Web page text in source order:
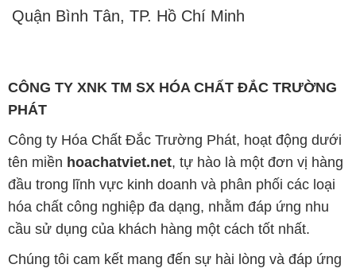
Quận Bình Tân, TP. Hồ Chí Minh
CÔNG TY XNK TM SX HÓA CHẤT ĐẮC TRƯỜNG
PHÁT
Công ty Hóa Chất Đắc Trường Phát, hoạt động dưới
tên miền hoachatviet.net, tự hào là một đơn vị hàng
đầu trong lĩnh vực kinh doanh và phân phối các loại
hóa chất công nghiệp đa dạng, nhằm đáp ứng nhu
cầu sử dụng của khách hàng một cách tốt nhất.
Chúng tôi cam kết mang đến sự hài lòng và đáp ứng